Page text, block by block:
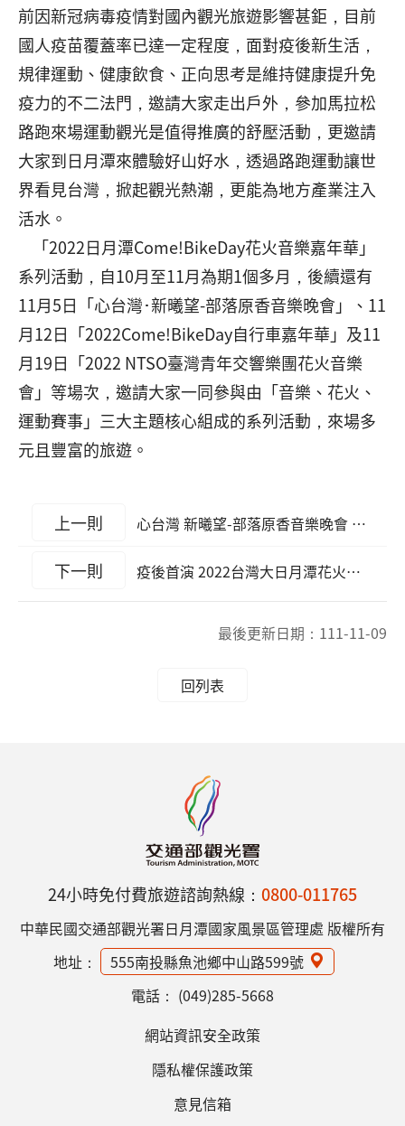
前因新冠病毒疫情對國內觀光旅遊影響甚鉅，目前
國人疫苗覆蓋率已達一定程度，面對疫後新生活，
規律運動、健康飲食、正向思考是維持健康提升免
疫力的不二法門，邀請大家走出戶外，參加馬拉松
路跑來場運動觀光是值得推廣的舒壓活動，更邀請
大家到日月潭來體驗好山好水，透過路跑運動讓世
界看見台灣，掀起觀光熱潮，更能為地方產業注入
活水。
「2022日月潭Come!BikeDay花火音樂嘉年華」
系列活動，自10月至11月為期1個多月，後續還有
11月5日「心台灣･新曦望-部落原香音樂晚會」、11
月12日「2022Come!BikeDay自行車嘉年華」及11
月19日「2022 NTSO臺灣青年交響樂團花火音樂
會」等場次，邀請大家一同參與由「音樂、花火、
運動賽事」三大主題核心組成的系列活動，來場多
元且豐富的旅遊。
上一則 心台灣 新曦望-部落原香音樂晚會 從白天玩到夜晚，從「心(星)」感受日月潭!
下一則 疫後首演 2022台灣大日月潭花火音樂會引爆逾X萬人潮 480秒煙火 點亮《灣大星球Planet Possible》璀璨星空
最後更新日期： 111-11-09
回列表
24小時免付費旅遊諮詢熱線： 0800-011765
中華民國交通部觀光署日月潭國家風景區管理處 版權所有
地址：
555南投縣魚池鄉中山路599號
電話： (049)285-5668
網站資訊安全政策
隱私權保護政策
意見信箱